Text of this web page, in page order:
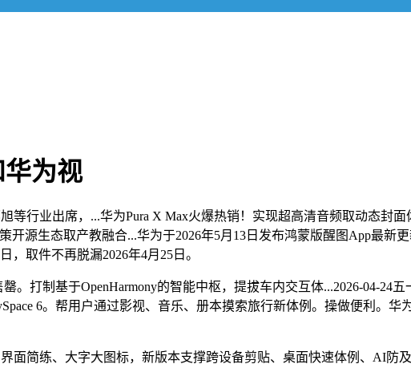
为视
行业出席，...华为Pura X Max火爆热销！实现超高清音频取动态封
开源生态取产教融合...华为于2026年5月13日发布鸿蒙版醒图App最新
，取件不再脱漏2026年4月25日。
打制基于OpenHarmony的智能中枢，提拔车内交互体...2026-04-24
6。帮用户通过影视、音乐、册本摸索旅行新体例。操做便利。华
练、大字大图标，新版本支撑跨设备剪贴、桌面快速体例、AI防